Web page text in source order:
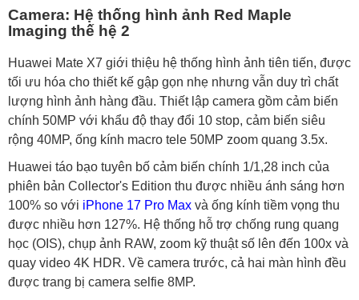
Camera: Hệ thống hình ảnh Red Maple
Imaging thế hệ 2
Huawei Mate X7 giới thiệu hệ thống hình ảnh tiên tiến, được
tối ưu hóa cho thiết kế gập gọn nhẹ nhưng vẫn duy trì chất
lượng hình ảnh hàng đầu. Thiết lập camera gồm cảm biến
chính 50MP với khẩu độ thay đổi 10 stop, cảm biến siêu
rộng 40MP, ống kính macro tele 50MP zoom quang 3.5x.
Huawei táo bạo tuyên bố cảm biến chính 1/1,28 inch của
phiên bản Collector's Edition thu được nhiều ánh sáng hơn
100% so với iPhone 17 Pro Max và ống kính tiềm vọng thu
được nhiều hơn 127%. Hệ thống hỗ trợ chống rung quang
học (OIS), chụp ảnh RAW, zoom kỹ thuật số lên đến 100x và
quay video 4K HDR. Về camera trước, cả hai màn hình đều
được trang bị camera selfie 8MP.